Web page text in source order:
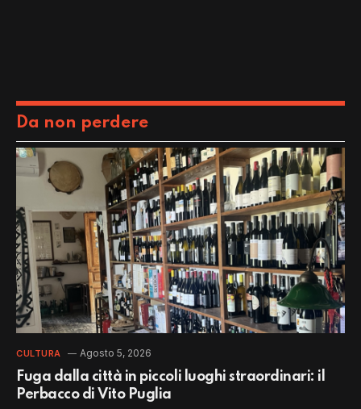
Da non perdere
CULTURA Agosto 5, 2026
Fuga dalla città in piccoli luoghi straordinari: il
Perbacco di Vito Puglia